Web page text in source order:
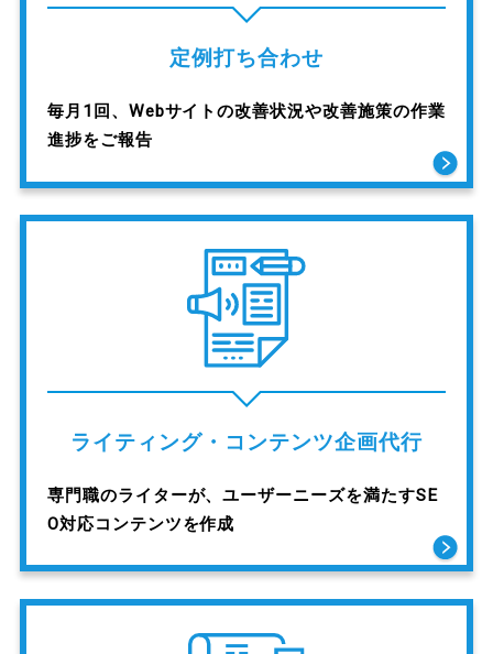
定例打ち合わせ
毎月1回、Webサイトの改善状況や改善施策の作業
進捗をご報告
ライティング・コンテンツ企画代行
専門職のライターが、ユーザーニーズを満たすSE
O対応コンテンツを作成